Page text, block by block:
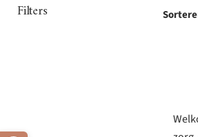
Filters